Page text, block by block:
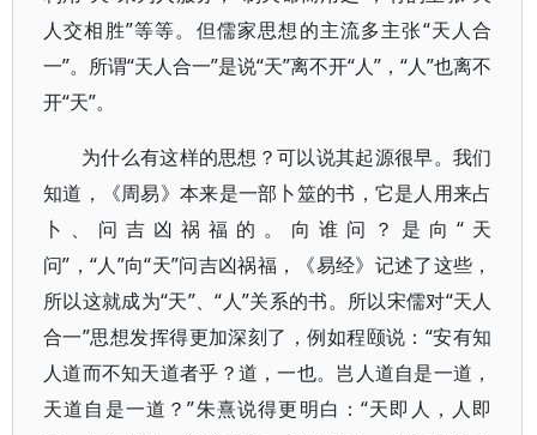
人交相胜”等等。但儒家思想的主流多主张“天人合
一”。所谓“天人合一”是说“天”离不开“人”，“人”也离不
开“天”。
为什么有这样的思想？可以说其起源很早。我们
知道，《周易》本来是一部卜筮的书，它是人用来占
卜、问吉凶祸福的。向谁问？是向“天
问”，“人”向“天”问吉凶祸福，《易经》记述了这些，
所以这就成为“天”、“人”关系的书。所以宋儒对“天人
合一”思想发挥得更加深刻了，例如程颐说：“安有知
人道而不知天道者乎？道，一也。岂人道自是一道，
天道自是一道？”朱熹说得更明白：“天即人，人即